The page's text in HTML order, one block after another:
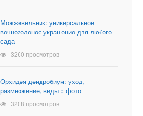
Можжевельник: универсальное
вечнозеленое украшение для любого
сада
3260 просмотров
Орхидея дендробиум: уход,
размножение, виды с фото
3208 просмотров